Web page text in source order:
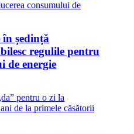
în ședință
regulile pentru
de energie